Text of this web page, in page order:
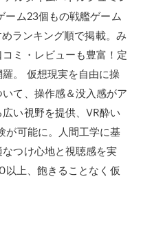
ーム23個もの戦艦ゲーム
ランキング順で掲載。み
ミ・レビューも豊富！定
。 仮想現実を自由に操
て、操作感＆没入感がア
い視野を提供、VR酔い
が可能に。人間工学に基
つけ心地と視聴感を実
上、飽きることなく仮